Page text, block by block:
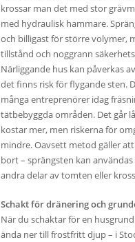
krossar man det med stor
med hydraulisk hammare.
och billigast för större volymer,
tillstånd och noggrann
Närliggande hus kan påverkas
det finns risk för flygande sten.
många entreprenörer idag
tätbebyggda områden. Det går
kostar mer, men riskerna för
mindre. Oavsett metod gäller
bort – sprängsten kan
andra delar av tomten eller
Schakt för dränering och
När du schaktar för en
ända ner till frostfritt djup – i